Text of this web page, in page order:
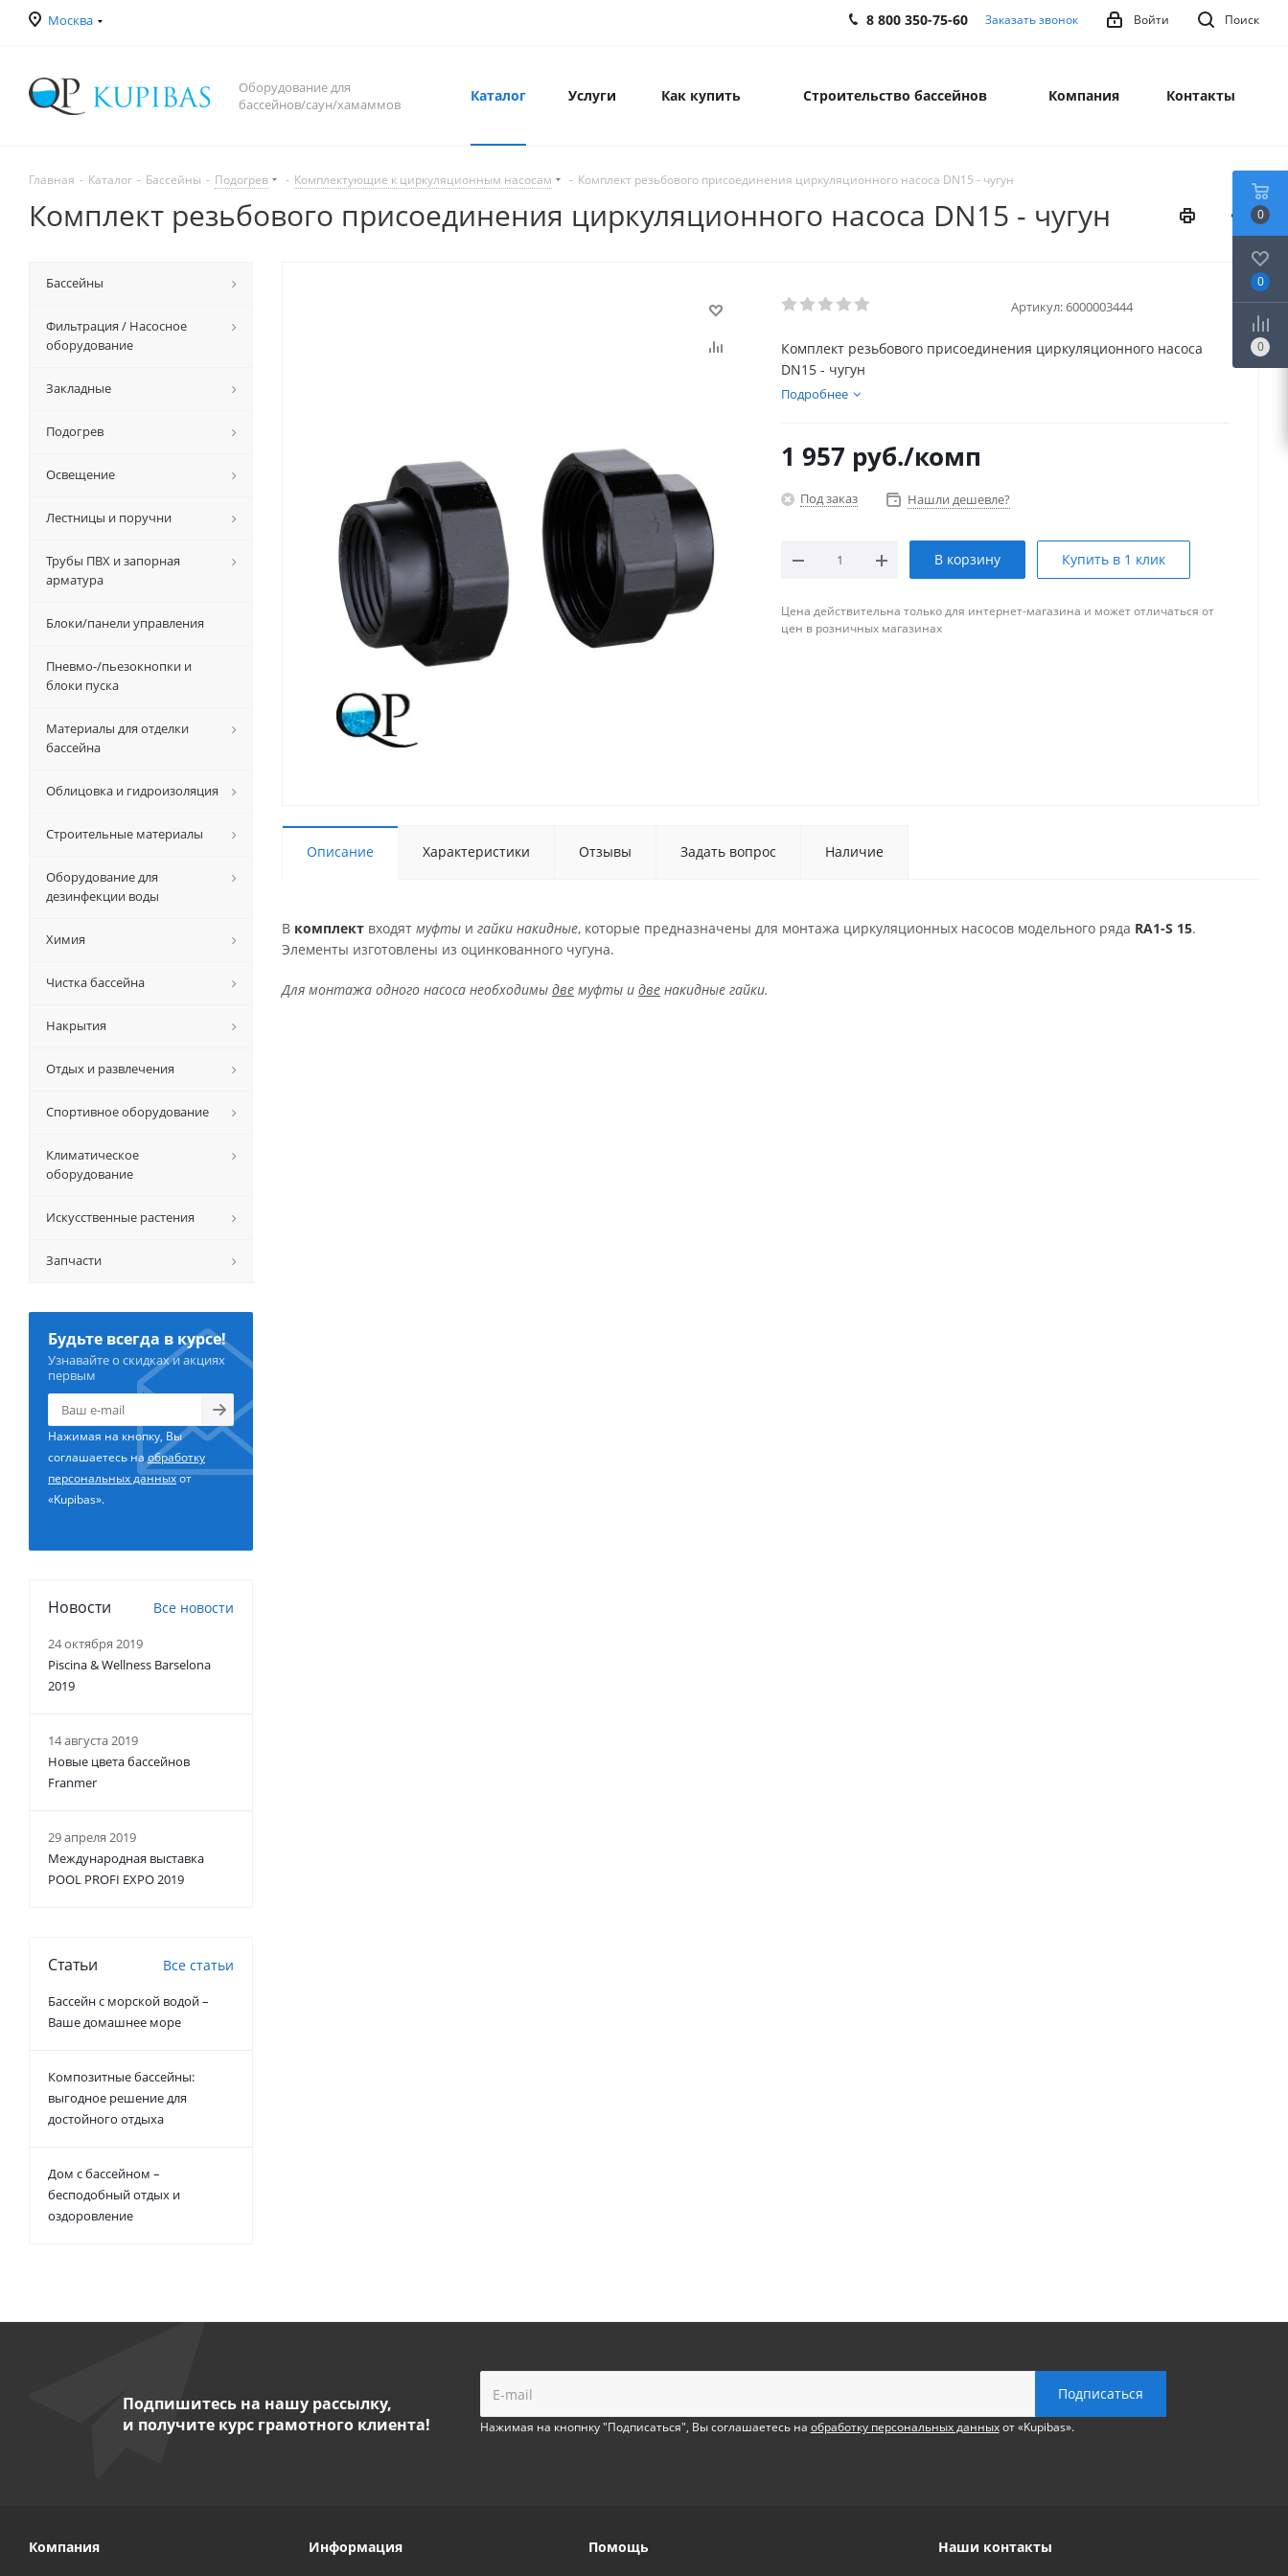
Москва Поиск
Войти
8 800 350-75-60 Заказать звонок
Оборудование для
бассейнов/саун/хамаммов
Каталог Услуги Как купить Строительство бассейнов Компания Контакты
Главная - Каталог - Бассейны - Подогрев - Комплектующие к циркуляционным насосам - Комплект резьбового присоединения циркуляционного насоса DN15 - чугун
Комплект резьбового присоединения циркуляционного насоса DN15 - чугун
Артикул:6000003444
Комплект резьбового присоединения циркуляционного насоса
DN15 - чугун
Подробнее
1 957 руб./комп
Под заказ Нашли дешевле?
В корзину Купить в 1 клик
Цена действительна только для интернет-магазина и может отличаться от
цен в розничных магазинах
Описание Характеристики Отзывы Задать вопрос Наличие
В комплект входят муфты и гайки накидные, которые предназначены для монтажа циркуляционных насосов модельного ряда RA1-S 15.
Элементы изготовлены из оцинкованного чугуна.
Для монтажа одного насоса необходимы две муфты и две накидные гайки.
Бассейны
Фильтрация / Насосное
оборудование
Закладные
Подогрев
Освещение
Лестницы и поручни
Трубы ПВХ и запорная
арматура
Блоки/панели управления
Пневмо-/пьезокнопки и
блоки пуска
Материалы для отделки
бассейна
Облицовка и гидроизоляция
Строительные материалы
Оборудование для
дезинфекции воды
Химия
Чистка бассейна
Накрытия
Отдых и развлечения
Спортивное оборудование
Климатическое
оборудование
Искусственные растения
Запчасти
Будьте всегда в курсе!
Узнавайте о скидках и акциях
первым
Нажимая на кнопку, Вы
соглашаетесь наобработку
персональных данныхот
«Kupibas».
Новости Все новости
24 октября 2019
Piscina & Wellness Barselona
2019
14 августа 2019
Новые цвета бассейнов
Franmer
29 апреля 2019
Международная выставка
POOL PROFI EXPO 2019
Статьи Все статьи
Бассейн с морской водой –
Ваше домашнее море
Композитные бассейны:
выгодное решение для
достойного отдыха
Дом с бассейном –
бесподобный отдых и
оздоровление
Подпишитесь на нашу рассылку,
и получите курс грамотного клиента!
Нажимая на кнопнку "Подписаться", Вы соглашаетесь на обработку персональных данныхот «Kupibas».
Компания Информация Помощь Наши контакты
0
0
0